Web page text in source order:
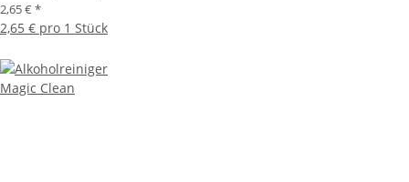
2,65 € *
2,65 € pro 1 Stück